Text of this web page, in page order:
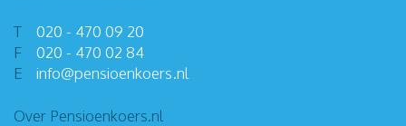
T
020 - 470 09 20
F
020 - 470 02 84
E
info@pensioenkoers.nl
Over Pensioenkoers.nl